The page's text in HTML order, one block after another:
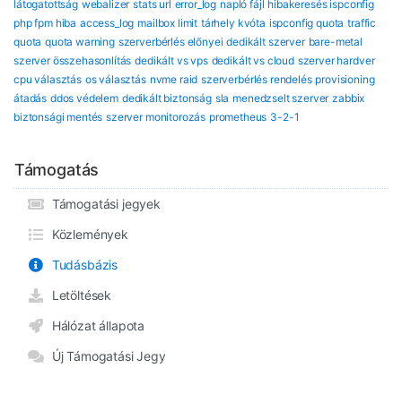
látogatottság webalizer stats url error_log napló fájl hibakeresés ispconfig
php fpm hiba access_log mailbox limit tárhely kvóta ispconfig quota traffic
quota quota warning szerverbérlés előnyei dedikált szerver bare-metal
szerver összehasonlítás dedikált vs vps dedikált vs cloud szerver hardver
cpu választás os választás nvme raid szerverbérlés rendelés provisioning
átadás ddos védelem dedikált biztonság sla menedzselt szerver zabbix
biztonsági mentés szerver monitorozás prometheus 3-2-1
Támogatás
Támogatási jegyek
Közlemények
Tudásbázis
Letöltések
Hálózat állapota
Új Támogatási Jegy